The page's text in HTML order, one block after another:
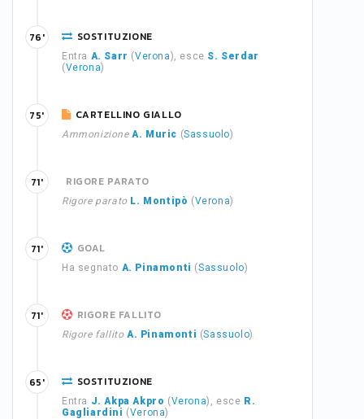
SOSTITUZIONE
Entra A. Sarr (Verona), esce S. Serdar
(Verona)
76'
CARTELLINO GIALLO
Ammonizione A. Muric (Sassuolo)
75'
RIGORE PARATO
Rigore parato L. Montipò (Verona)
71'
GOAL
Ha segnato A. Pinamonti (Sassuolo)
71'
RIGORE FALLITO
Rigore fallito A. Pinamonti (Sassuolo)
71'
SOSTITUZIONE
Entra J. Akpa Akpro (Verona), esce R.
Gagliardini (Verona)
65'